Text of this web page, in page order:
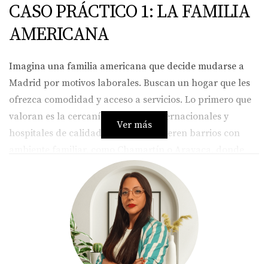
CASO PRÁCTICO 1: LA FAMILIA
AMERICANA
Imagina una familia americana que decide mudarse a
Madrid por motivos laborales. Buscan un hogar que les
ofrezca comodidad y acceso a servicios. Lo primero que
valoran es la cercanía a colegios internacionales y
hospitales de calidad. Además, prefieren barrios con
pueden disfrutar de parques y actividades al aire libre.
Una propiedad que tenga un diseño moderno y eficiente
es crucial para ellos. La familia no solo busca un lugar
donde vivir, sino un espacio que les haga sentir como en
casa desde el primer día. Por lo tanto, si tienes una
vivienda en estas zonas, asegúrate de resaltar las
Ver más